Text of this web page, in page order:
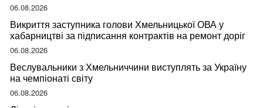
06.08.2026
Викриття заступника голови Хмельницької ОВА у
хабарництві за підписання контрактів на ремонт доріг
06.08.2026
Веслувальники з Хмельниччини виступлять за Україну
на чемпіонаті світу
06.08.2026